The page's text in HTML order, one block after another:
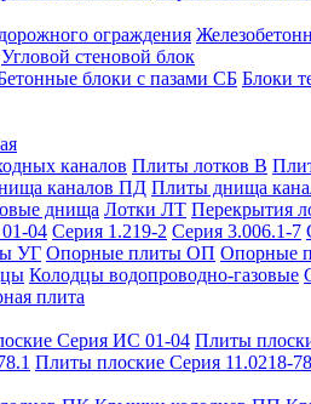
ограждения
Угловой стеновой блок
блоки с пазами СБ Блоки
каналов Плиты лотков В
каналов ПД Плиты днища
днища Лотки ЛТ Перекрытия
04 Серия 1.219-2 Серия 3.006.1-7
УГ Опорные плиты ОП Опорные
Колодцы водопроводно-газовые
плита
Серия ИС 01-04 Плиты
Плиты плоские Серия 11.0218-